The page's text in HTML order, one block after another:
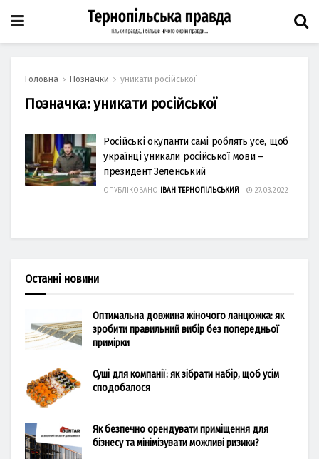
Головна Позначки уникати російської
Позначка:уникати російської
Російські окупанти самі роблять усе, щоб
українці уникали російської мови –
президент Зеленський
ОПУБЛІКОВАНО ІВАН ТЕРНОПІЛЬСЬКИЙ 27.03.2022
Останні новини
Оптимальна довжина жіночого ланцюжка: як
зробити правильний вибір без попередньої
примірки
Суші для компанії: як зібрати набір, щоб усім
сподобалося
Як безпечно орендувати приміщення для
бізнесу та мінімізувати можливі ризики?